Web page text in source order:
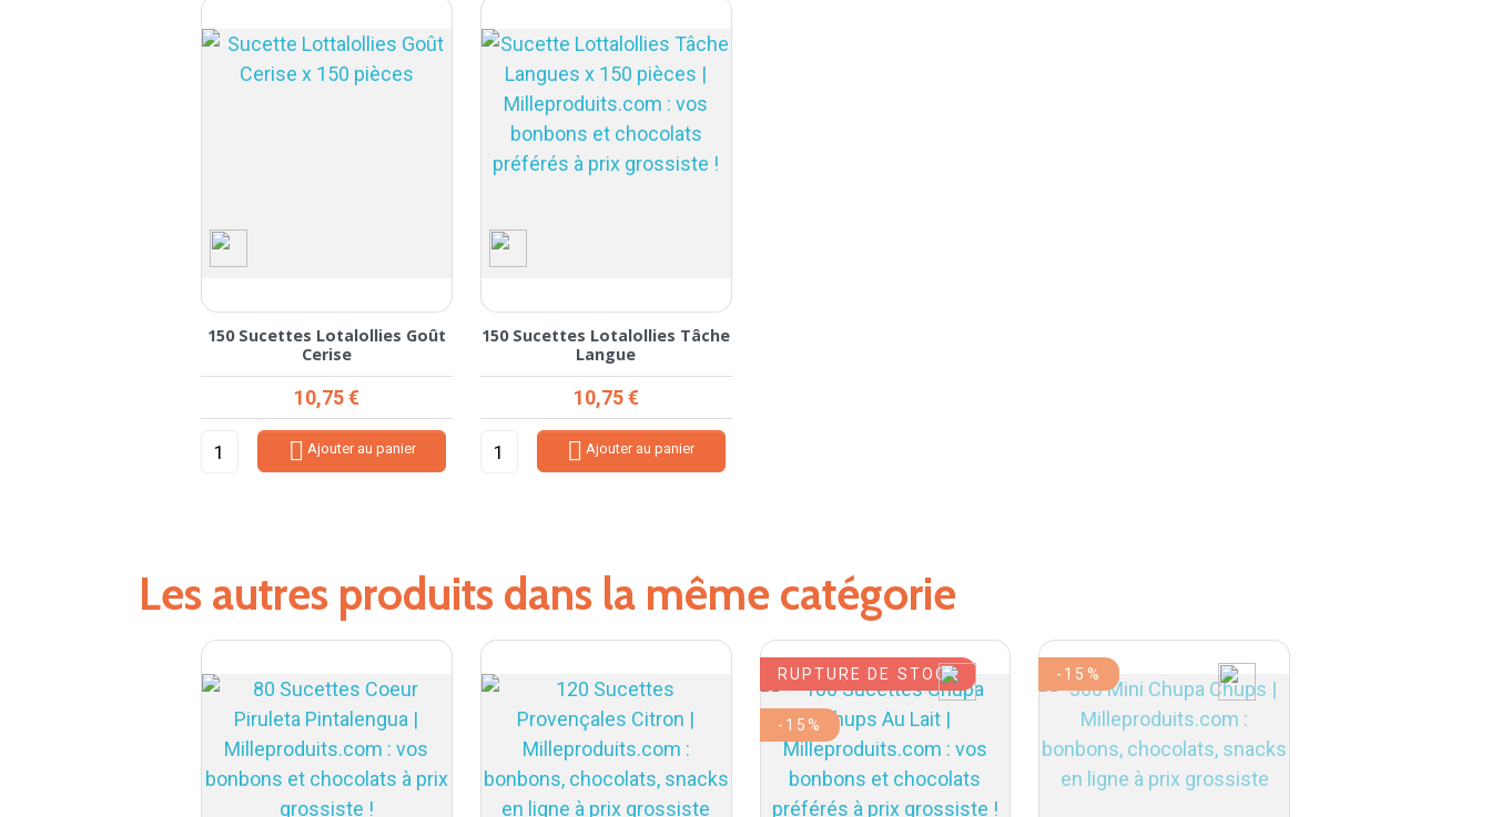
150 Sucettes Lotalollies Goût
Cerise
Prix
10,75 €
 Ajouter au panier
150 Sucettes Lotalollies Tâche
Langue
Prix
10,75 €
 Ajouter au panier
Les autres produits dans la même catégorie
RUPTURE DE STOCK
-15%
-15%